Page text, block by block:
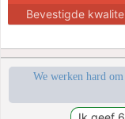
Bevestigde
We werken hard